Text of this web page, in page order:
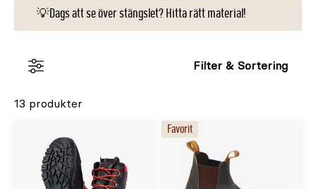
💡Dags att se över stängslet? Hitta rätt material!
Filter & Sortering
13 produkter
Favorit